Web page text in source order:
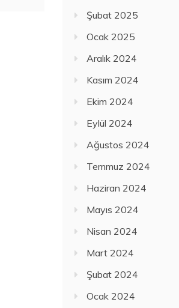
Şubat 2025
Ocak 2025
Aralık 2024
Kasım 2024
Ekim 2024
Eylül 2024
Ağustos 2024
Temmuz 2024
Haziran 2024
Mayıs 2024
Nisan 2024
Mart 2024
Şubat 2024
Ocak 2024